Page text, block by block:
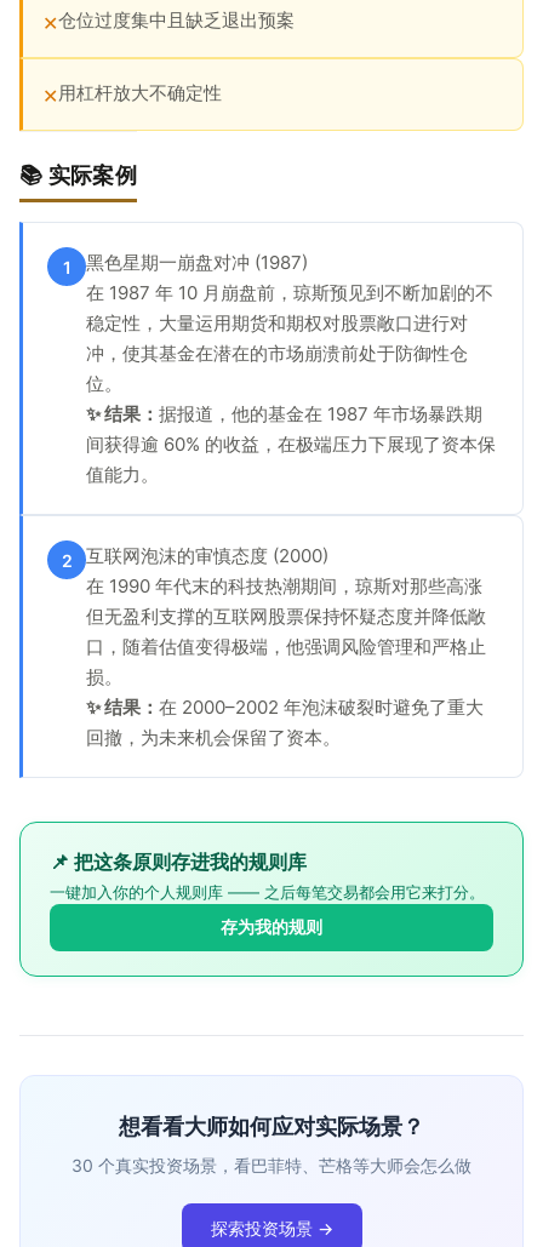
✕仓位过度集中且缺乏退出预案
✕用杠杆放大不确定性
📚 实际案例
1
黑色星期一崩盘对冲 (1987)
在 1987 年 10 月崩盘前，琼斯预见到不断加剧的不
稳定性，大量运用期货和期权对股票敞口进行对
冲，使其基金在潜在的市场崩溃前处于防御性仓
位。
✨ 结果： 据报道，他的基金在 1987 年市场暴跌期
间获得逾 60% 的收益，在极端压力下展现了资本保
值能力。
2
互联网泡沫的审慎态度 (2000)
在 1990 年代末的科技热潮期间，琼斯对那些高涨
但无盈利支撑的互联网股票保持怀疑态度并降低敞
口，随着估值变得极端，他强调风险管理和严格止
损。
✨ 结果： 在 2000–2002 年泡沫破裂时避免了重大
回撤，为未来机会保留了资本。
📌 把这条原则存进我的规则库
一键加入你的个人规则库 —— 之后每笔交易都会用它来打分。
存为我的规则
想看看大师如何应对实际场景？
30 个真实投资场景，看巴菲特、芒格等大师会怎么做
探索投资场景 →